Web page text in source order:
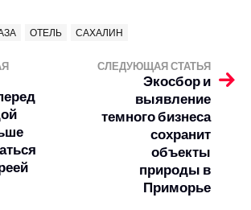
ОТЕЛЬ САХАЛИН
СЛЕДУЮЩАЯ СТАТЬЯ
Экосбор и
выявление
темного бизнеса
сохранит
объекты
природы в
Приморье